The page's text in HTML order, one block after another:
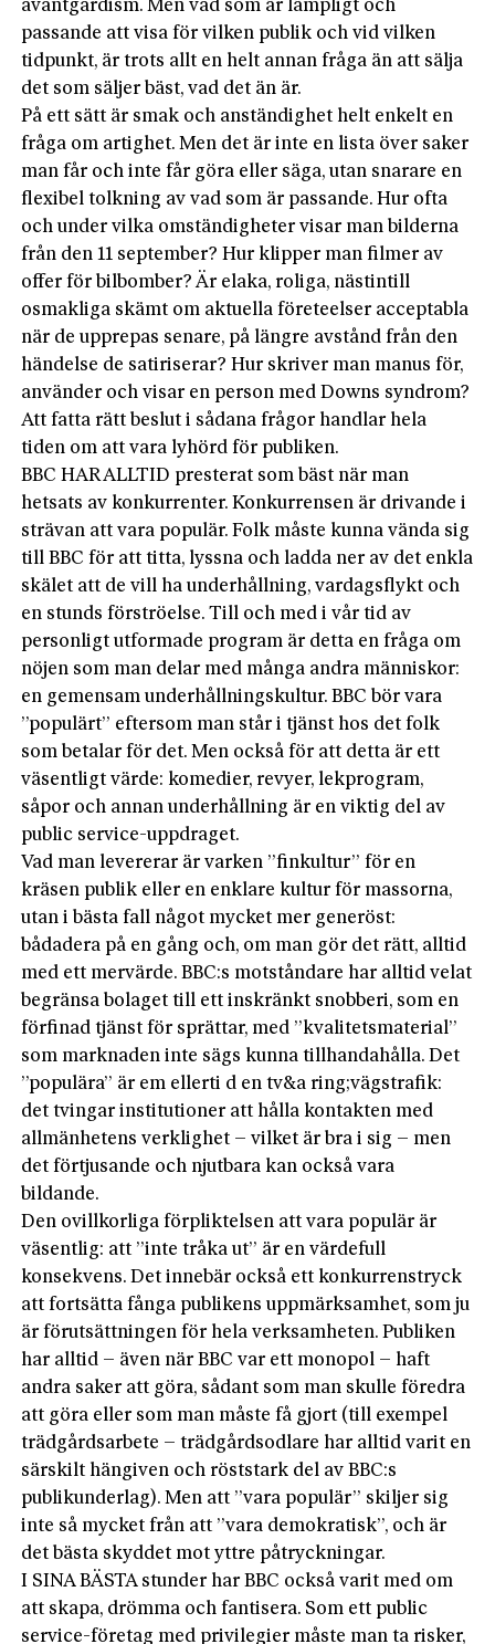
avantgardism. Men vad som är lämpligt och
passande att visa för vilken publik och vid vilken
tidpunkt, är trots allt en helt annan fråga än att sälja
det som säljer bäst, vad det än är.
På ett sätt är smak och anständighet helt enkelt en
fråga om artighet. Men det är inte en lista över saker
man får och inte får göra eller säga, utan snarare en
flexibel tolkning av vad som är passande. Hur ofta
och under vilka omständigheter visar man bilderna
från den 11 september? Hur klipper man filmer av
offer för bilbomber? Är elaka, roliga, nästintill
osmakliga skämt om aktuella företeelser acceptabla
när de upprepas senare, på längre avstånd från den
händelse de satiriserar? Hur skriver man manus för,
använder och visar en person med Downs syndrom?
Att fatta rätt beslut i sådana frågor handlar hela
tiden om att vara lyhörd för publiken.
BBC HAR ALLTID presterat som bäst när man
hetsats av konkurrenter. Konkurrensen är drivande i
strävan att vara populär. Folk måste kunna vända sig
till BBC för att titta, lyssna och ladda ner av det enkla
skälet att de vill ha underhållning, vardagsflykt och
en stunds förströelse. Till och med i vår tid av
personligt utformade program är detta en fråga om
nöjen som man delar med många andra människor:
en gemensam underhållningskultur. BBC bör vara
”populärt” eftersom man står i tjänst hos det folk
som betalar för det. Men också för att detta är ett
väsentligt värde: komedier, revyer, lekprogram,
såpor och annan underhållning är en viktig del av
public service-uppdraget.
Vad man levererar är varken ”finkultur” för en
kräsen publik eller en enklare kultur för massorna,
utan i bästa fall något mycket mer generöst:
bådadera på en gång och, om man gör det rätt, alltid
med ett mervärde. BBC:s motståndare har alltid velat
begränsa bolaget till ett inskränkt snobberi, som en
förfinad tjänst för sprättar, med ”kvalitetsmaterial”
som marknaden inte sägs kunna tillhandahålla. Det
”populära” är em ellerti d en tv&a ring;vägstrafik:
det tvingar institutioner att hålla kontakten med
allmänhetens verklighet – vilket är bra i sig – men
det förtjusande och njutbara kan också vara
bildande.
Den ovillkorliga förpliktelsen att vara populär är
väsentlig: att ”inte tråka ut” är en värdefull
konsekvens. Det innebär också ett konkurrenstryck
att fortsätta fånga publikens uppmärksamhet, som ju
är förutsättningen för hela verksamheten. Publiken
har alltid – även när BBC var ett monopol – haft
andra saker att göra, sådant som man skulle föredra
att göra eller som man måste få gjort (till exempel
trädgårdsarbete – trädgårdsodlare har alltid varit en
särskilt hängiven och röststark del av BBC:s
publikunderlag). Men att ”vara populär” skiljer sig
inte så mycket från att ”vara demokratisk”, och är
det bästa skyddet mot yttre påtryckningar.
I SINA BÄSTA stunder har BBC också varit med om
att skapa, drömma och fantisera. Som ett public
service-företag med privilegier måste man ta risker,